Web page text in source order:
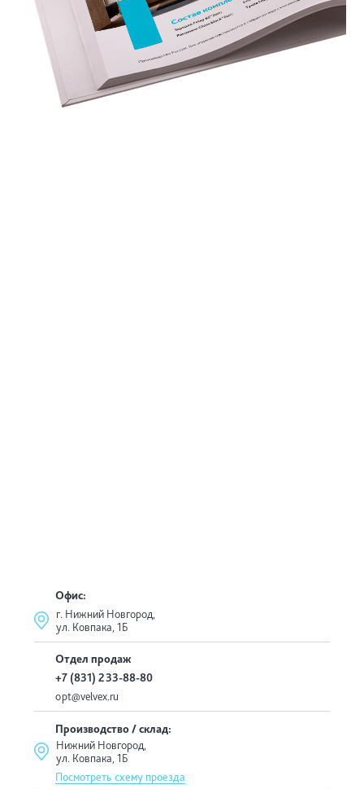
Офис:
г. Нижний Новгород,
ул. Ковпака, 1Б
Отдел продаж
+7 (831) 233-88-80
opt@velvex.ru
Производство / склад:
Нижний Новгород,
ул. Ковпака, 1Б
Посмотреть схему проезда